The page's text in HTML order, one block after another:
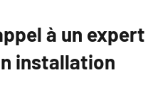
à un expert
installation